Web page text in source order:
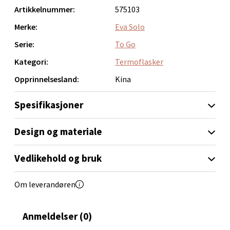
Artikkelnummer:
575103
Merke:
Eva Solo
Serie:
To Go
Kategori:
Termoflasker
Opprinnelsesland:
Kina
Spesifikasjoner
Design og materiale
Vedlikehold og bruk
Om leverandøren
Anmeldelser (0)
Orkanger
Sandvika - Thon Senter Sandvika
Brodtkorbsgate 7, 1338 Sandvika
Åpent i dag 10-21